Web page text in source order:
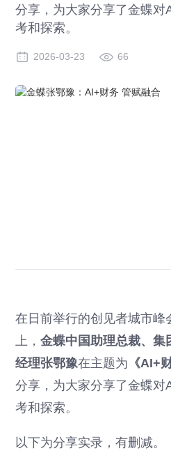
分享，为大家分享了金蝶对
考和探索。
2026-03-23 66
在日前举行的创见者城市
上，金蝶中国助理总裁、集
经理张鄂豫在主题为 《AI+
分享，为大家分享了金蝶对
考和探索。
以下为分享实录，有删减。